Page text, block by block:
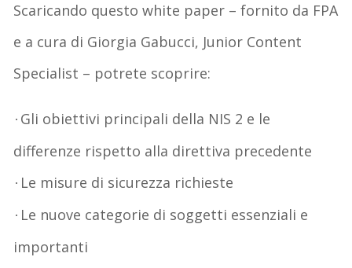
Scaricando questo white paper – fornito da FPA
e a cura di Giorgia Gabucci, Junior Content
Specialist – potrete scoprire:
· Gli obiettivi principali della NIS 2 e le
differenze rispetto alla direttiva precedente
· Le misure di sicurezza richieste
· Le nuove categorie di soggetti essenziali e
importanti